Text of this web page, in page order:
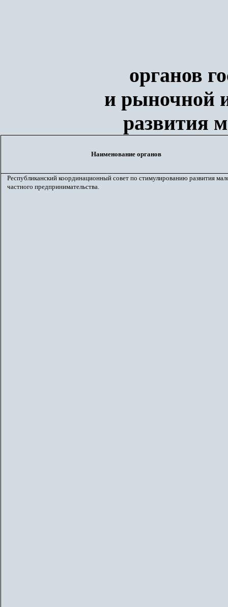
органов
и рыночной
развития
Наименование органов
Республиканский координационный совет по стимулированию развития
частного предпринимательства.